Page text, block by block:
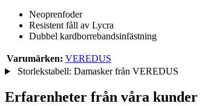
Neoprenfoder
Resistent fåll av Lycra
Dubbel kardborrebandsinfästning
Varumärken: VEREDUS
Storlekstabell: Damasker från VEREDUS
Erfarenheter från våra kunder